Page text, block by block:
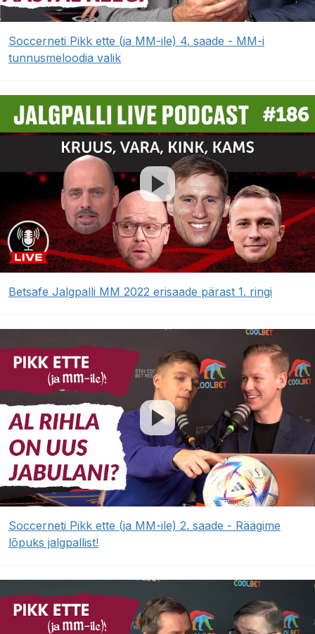
Soccerneti Pikk ette (ja MM-ile) 4. saade - MM-i
tunnusmeloodia valik
Betsafe Jalgpalli MM 2022 erisaade pärast 1. ringi
Soccerneti Pikk ette (ja MM-ile) 2. saade - Räägime
lõpuks jalgpallist!